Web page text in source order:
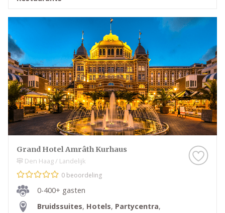
Grand Hotel Amrâth Kurhaus
Den Haag / Landelijk
0 beoordeling
0-400+ gasten
Bruidssuites, Hotels, Partycentra,